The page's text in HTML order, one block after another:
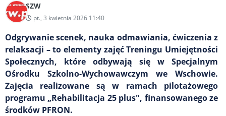
SZW
pt., 3 kwietnia 2026 11:40
Odgrywanie scenek, nauka odmawiania, ćwiczenia z
relaksacji – to elementy zajęć Treningu Umiejętności
Społecznych, które odbywają się w Specjalnym
Ośrodku Szkolno-Wychowawczym we Wschowie.
Zajęcia realizowane są w ramach pilotażowego
programu „Rehabilitacja 25 plus", finansowanego ze
środków PFRON.